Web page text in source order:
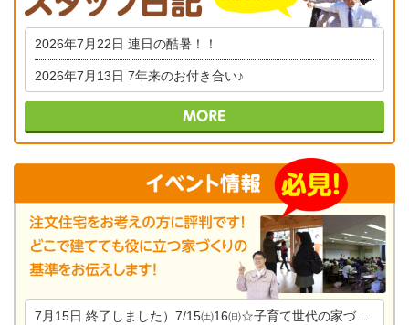
2026年7月22日 連日の酷暑！！
2026年7月13日 7年来のお付き合い♪
7月15日 終了しました）7/15㈯16㈰☆子育て世代の家づくり相談会